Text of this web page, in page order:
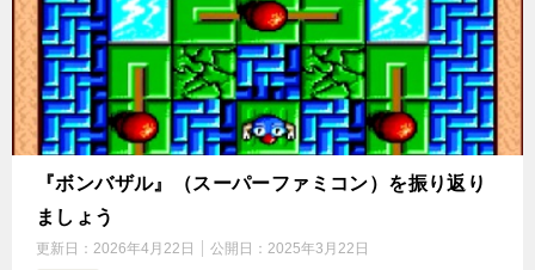
『ボンバザル』（スーパーファミコン）を振り返り
ましょう
更新日： 2026年4月22日 公開日： 2025年3月22日